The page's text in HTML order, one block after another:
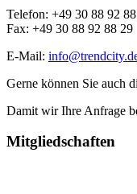
Telefon: +49 30 88 92
Fax: +49 30 88 92 88 29
E-Mail:
Gerne können Sie auch
Damit wir Ihre Anfrage
Mitgliedschaften